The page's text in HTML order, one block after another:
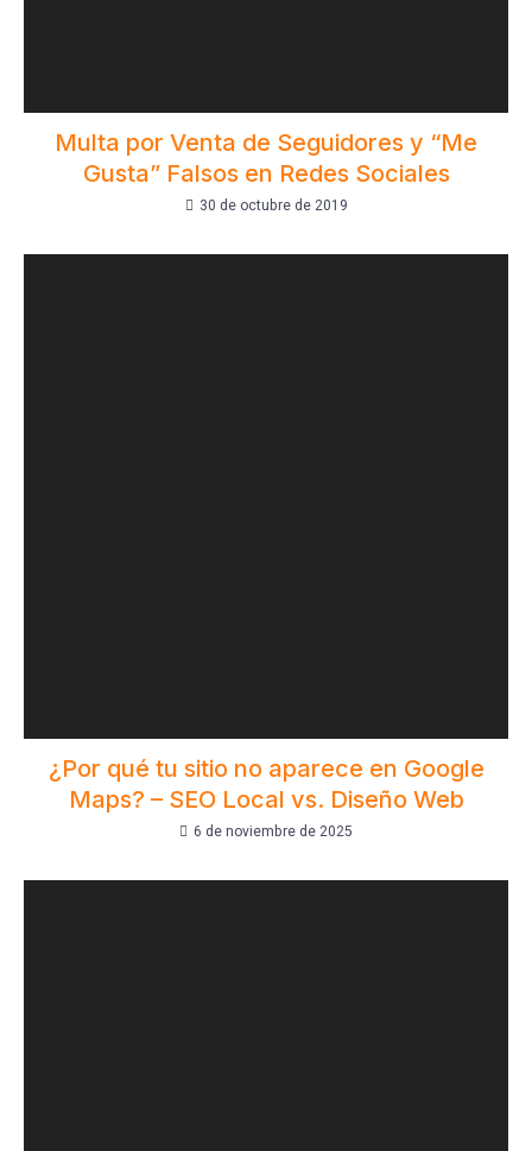
Multa por Venta de Seguidores y “Me
Gusta” Falsos en Redes Sociales
30 de octubre de 2019
¿Por qué tu sitio no aparece en Google
Maps? – SEO Local vs. Diseño Web
6 de noviembre de 2025